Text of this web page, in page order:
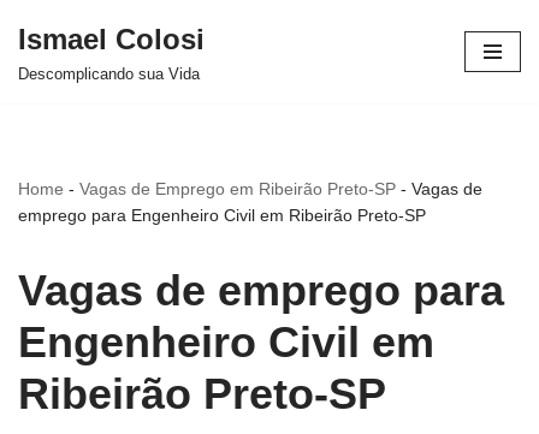
Avançar
Ismael Colosi
Descomplicando sua Vida
Home - Vagas de Emprego em Ribeirão Preto-SP - Vagas de
emprego para Engenheiro Civil em Ribeirão Preto-SP
Vagas de emprego para
Engenheiro Civil em
Ribeirão Preto-SP